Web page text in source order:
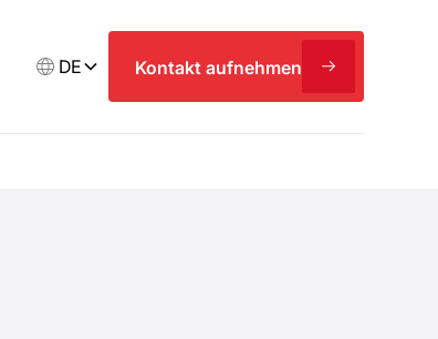
DE Kontakt aufnehmen